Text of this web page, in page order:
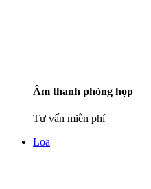
Âm thanh phòng họp
Tư vấn miễn phí
Loa